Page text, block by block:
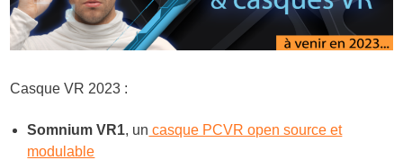
Casque VR 2023 :
Somnium VR1, un casque PCVR open source et
modulable